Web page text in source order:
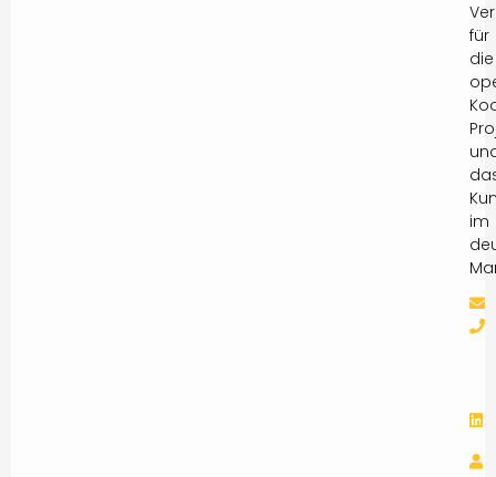
für
die
im